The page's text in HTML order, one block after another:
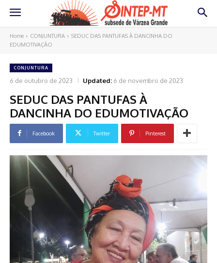
Home CONJUNTURA
SEDUC DAS PANTUFAS À DANCINHA DO
EDUMOTIVAÇÃO
CONJUNTURA
6 de outubro de 2023 Updated: 6 de novembro de 2023
SEDUC DAS PANTUFAS À
DANCINHA DO EDUMOTIVAÇÃO
Facebook Twitter Pinterest